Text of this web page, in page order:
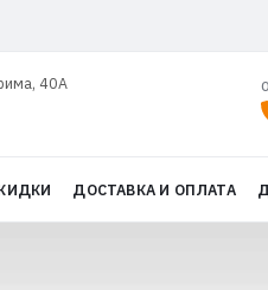
40А
ДОСТАВКА И ОПЛАТА